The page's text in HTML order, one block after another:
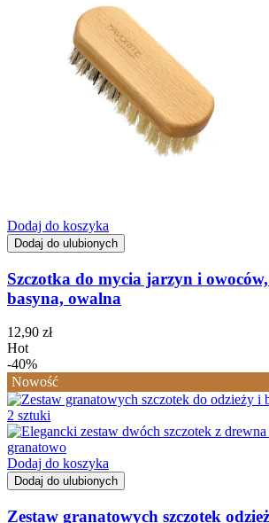
Dodaj do koszyka
Dodaj do ulubionych
Szczotka do mycia jarzyn i
basyna, owalna
12,90 zł
Hot
-40%
Nowość
Dodaj do koszyka
Dodaj do ulubionych
Zestaw granatowych szczotek